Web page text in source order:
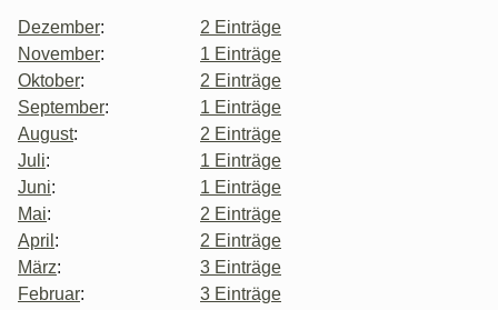
Dezember:
2 Einträge
November:
1 Einträge
Oktober:
2 Einträge
September:
1 Einträge
August:
2 Einträge
Juli:
1 Einträge
Juni:
1 Einträge
Mai:
2 Einträge
April :
2 Einträge
März:
3 Einträge
Februar:
3 Einträge